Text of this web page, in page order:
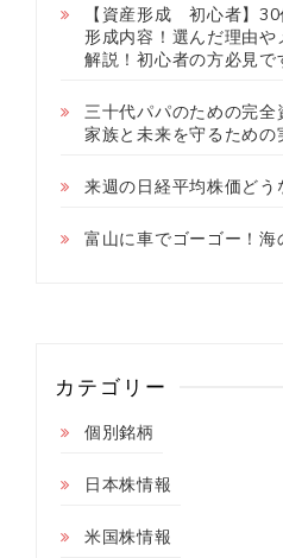
【資産形成 初心者】
形成内容！選んだ理由
解説！初心者の方必見で
三十代パパのための完全
家族と未来を守るため
来週の日経平均株価どう
富山に車でゴーゴー！海
カテゴリー
個別銘柄
日本株情報
米国株情報